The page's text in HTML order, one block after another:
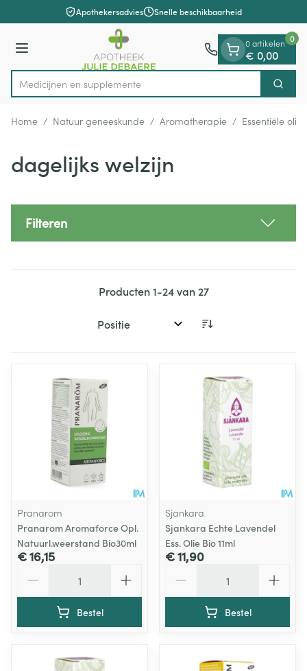
Ga naar de inhoudApothekersadvies Snelle beschikbaarheid
Menu
Product, merk, categorie...
Medicijn Zoek
0 artikelen
€ 0,00
0
Home / Natuur geneeskunde / Aromatherapie / Essentiële oliën
dagelijks welzijn
Filteren
Producten1-24van 27
Sorteer op:
Pranarom
Pranarom Aromaforce Opl.
Natuurl.weerstand Bio30ml
€ 16,15
Bestel
Sjankara
Sjankara Echte Lavendel
Ess. Olie Bio 11ml
€ 11,90
Bestel